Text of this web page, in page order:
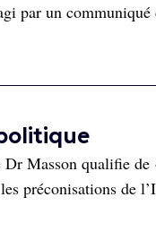
par un communiqué
Masson qualifie de
préconisations de